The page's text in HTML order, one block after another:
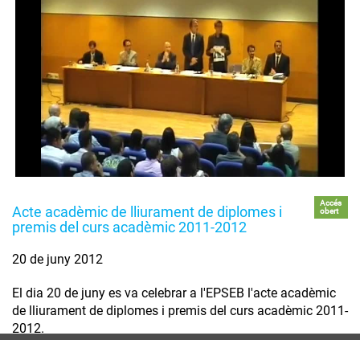
Acte acadèmic de lliurament de diplomes i
premis del curs acadèmic 2011-2012
Accés
obert
20 de juny 2012
El dia 20 de juny es va celebrar a l'EPSEB l'acte acadèmic
de lliurament de diplomes i premis del curs acadèmic 2011-
2012.